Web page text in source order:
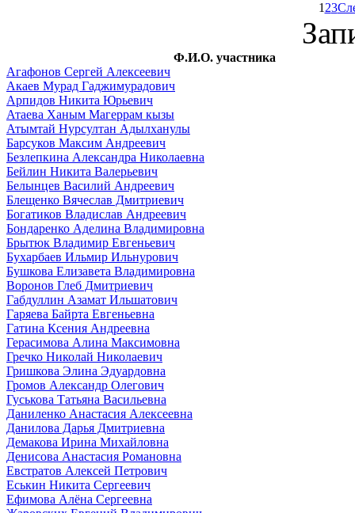
1 23
Ф.И.О. участника
Агафонов Сергей Алексеевич
Акаев Мурад Гаджимурадович
Арпидов Никита Юрьевич
Атаева Ханым Магеррам кызы
Атымтай Нурсултан Адылханулы
Барсуков Максим Андреевич
Безлепкина Александра Николаевна
Бейлин Никита Валерьевич
Белынцев Василий Андреевич
Блещенко Вячеслав Дмитриевич
Богатиков Владислав Андреевич
Бондаренко Аделина Владимировна
Брытюк Владимир Евгеньевич
Бухарбаев Ильмир Ильнурович
Бушкова Елизавета Владимировна
Воронов Глеб Дмитриевич
Габдуллин Азамат Ильшатович
Гаряева Байрта Евгеньевна
Гатина Ксения Андреевна
Герасимова Алина Максимовна
Гречко Николай Николаевич
Гришкова Элина Эдуардовна
Громов Александр Олегович
Гуськова Татьяна Васильевна
Даниленко Анастасия Алексеевна
Данилова Дарья Дмитриевна
Демакова Ирина Михайловна
Денисова Анастасия Романовна
Евстратов Алексей Петрович
Еськин Никита Сергеевич
Ефимова Алёна Сергеевна